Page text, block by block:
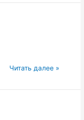
Фестиваль
Стань
йоги
Читать далее »